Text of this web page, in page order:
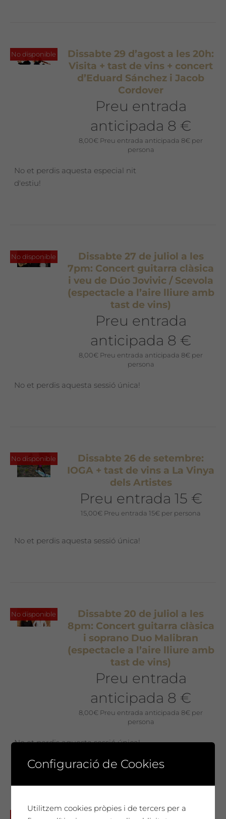
No disponible
Dissabte 29 d’agost a les 20h:
Visita + tast de vins + concert
d’Eduard Sánchez i Jacob
Cordover
Preu entrada
anticipada 8 €
8,00€ Preu entrada anticipada 8€ per
persona
No et perdis aquesta especial nit
d'estiu!
No disponible
Dissabte 27 de juliol a les
7pm: Concert guitarra clàsica
i veu de Dúo Jovivic / Scevola
(espectacle a l’aire lliure amb
tast de vins)
Preu entrada
anticipada 8 €
8,00€ Preu entrada anticipada 8€ per
persona
No et perdis aquesta sessió única!
No disponible
Dissabte 26 de setembre:
IOGA + tast de vins a La Vinya
dels Artistes
Preu entrada 15 €
15,00€ Preu entrada 15€ per persona
No et perdis aquesta sessió única!
No disponible
Dissabte 20 de juliol a les
8pm: Concert guitarra clàsica
i soprano Duo Malibran
(espectacle a l’aire lliure amb
tast de vins)
Preu entrada
anticipada 8 €
8,00€ Preu entrada anticipada 8€ per
persona
No et perdis aquesta sessió única!
No disponible Dissabte 17 de juny a les 19h:
Configuració de Cookies
Utilitzem cookies pròpies i de tercers per a